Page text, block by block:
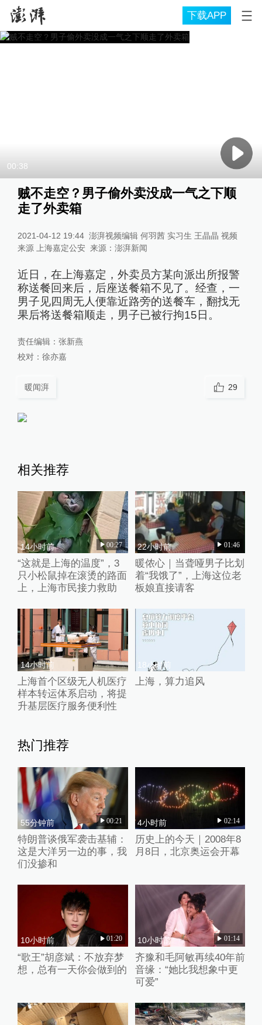
下载APP
00:38
贼不走空？男子偷外卖没成一气之下顺
走了外卖箱
2021-04-12 19:44 澎湃视频编辑 何羽茜 实习生 王晶晶 视频
来源 上海嘉定公安 来源： 澎湃新闻
近日，在上海嘉定，外卖员方某向派出所报警
称送餐回来后，后座送餐箱不见了。经查，一
男子见四周无人便靠近路旁的送餐车，翻找无
果后将送餐箱顺走，男子已被行拘15日。
责任编辑： 张新燕
校对： 徐亦嘉
暖闻湃 29
相关推荐
14小时前 00:27
“这就是上海的温度”，3
只小松鼠掉在滚烫的路面
上，上海市民接力救助
22小时前 01:46
暖侬心｜当聋哑男子比划
着“我饿了”，上海这位老
板娘直接请客
14小时前
上海首个区级无人机医疗
样本转运体系启动，将提
升基层医疗服务便利性
18小时前
上海，算力追风
热门推荐
55分钟前 00:21
特朗普谈俄军袭击基辅：
这是大洋另一边的事，我
们没掺和
4小时前 02:14
历史上的今天｜2008年8
月8日，北京奥运会开幕
10小时前 01:20
“歌王”胡彦斌：不放弃梦
想，总有一天你会做到的
10小时前 01:14
齐豫和毛阿敏再续40年前
音缘：“她比我想象中更
可爱”